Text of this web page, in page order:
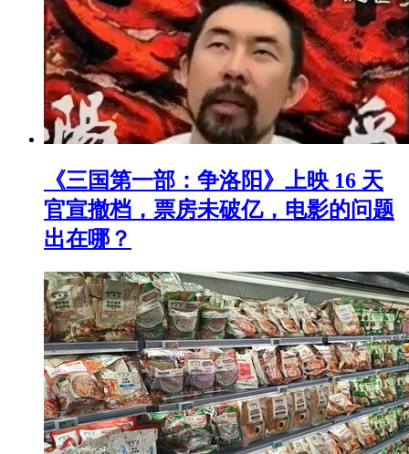
《三国第一部：争洛阳》上映 16 天
官宣撤档，票房未破亿，电影的问题
出在哪？